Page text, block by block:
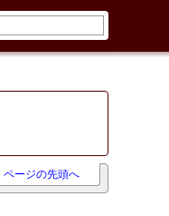
ページの先頭へ